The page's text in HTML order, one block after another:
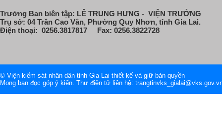
Trưởng Ban biên tập: LÊ TRUNG HƯNG - VIỆN TRƯỞNG
Trụ sở: 04 Trần Cao Vân, Phường Quy Nhơn, tỉnh Gia Lai.
Điện thoại: 0256.3817817 Fax: 0256.3822728
© Viện kiểm sát nhân dân tỉnh Gia Lai thiết kế và giữ bản quyền
Mong bạn đọc góp ý kiến. Thư điện tử liên hệ: